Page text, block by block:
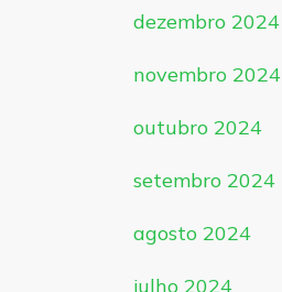
dezembro 2024
novembro 2024
outubro 2024
setembro 2024
agosto 2024
julho 2024